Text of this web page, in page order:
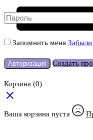
Запомнить меня Забыли
Авторизация Создать
Корзина (0)
Ваша корзина пуста